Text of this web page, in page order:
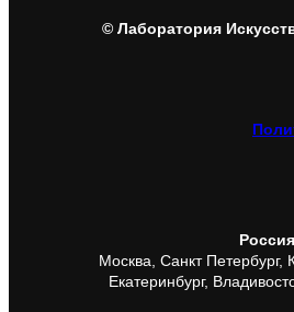
© Лаборатория
Москва, Санкт Петербург,
Екатеринбург,